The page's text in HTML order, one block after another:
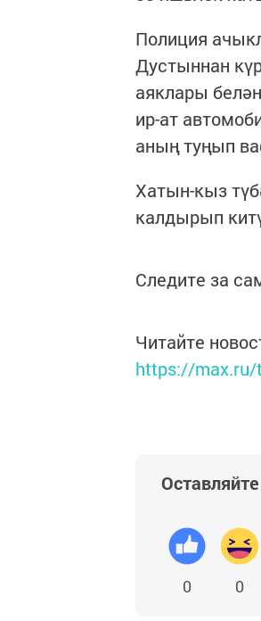
Полиция
Дустыннан
аяклары
ир-ат
аның туңып
Хатын-кыз
калдырып
Следите за
Читайте
https://max.ru/
0 0